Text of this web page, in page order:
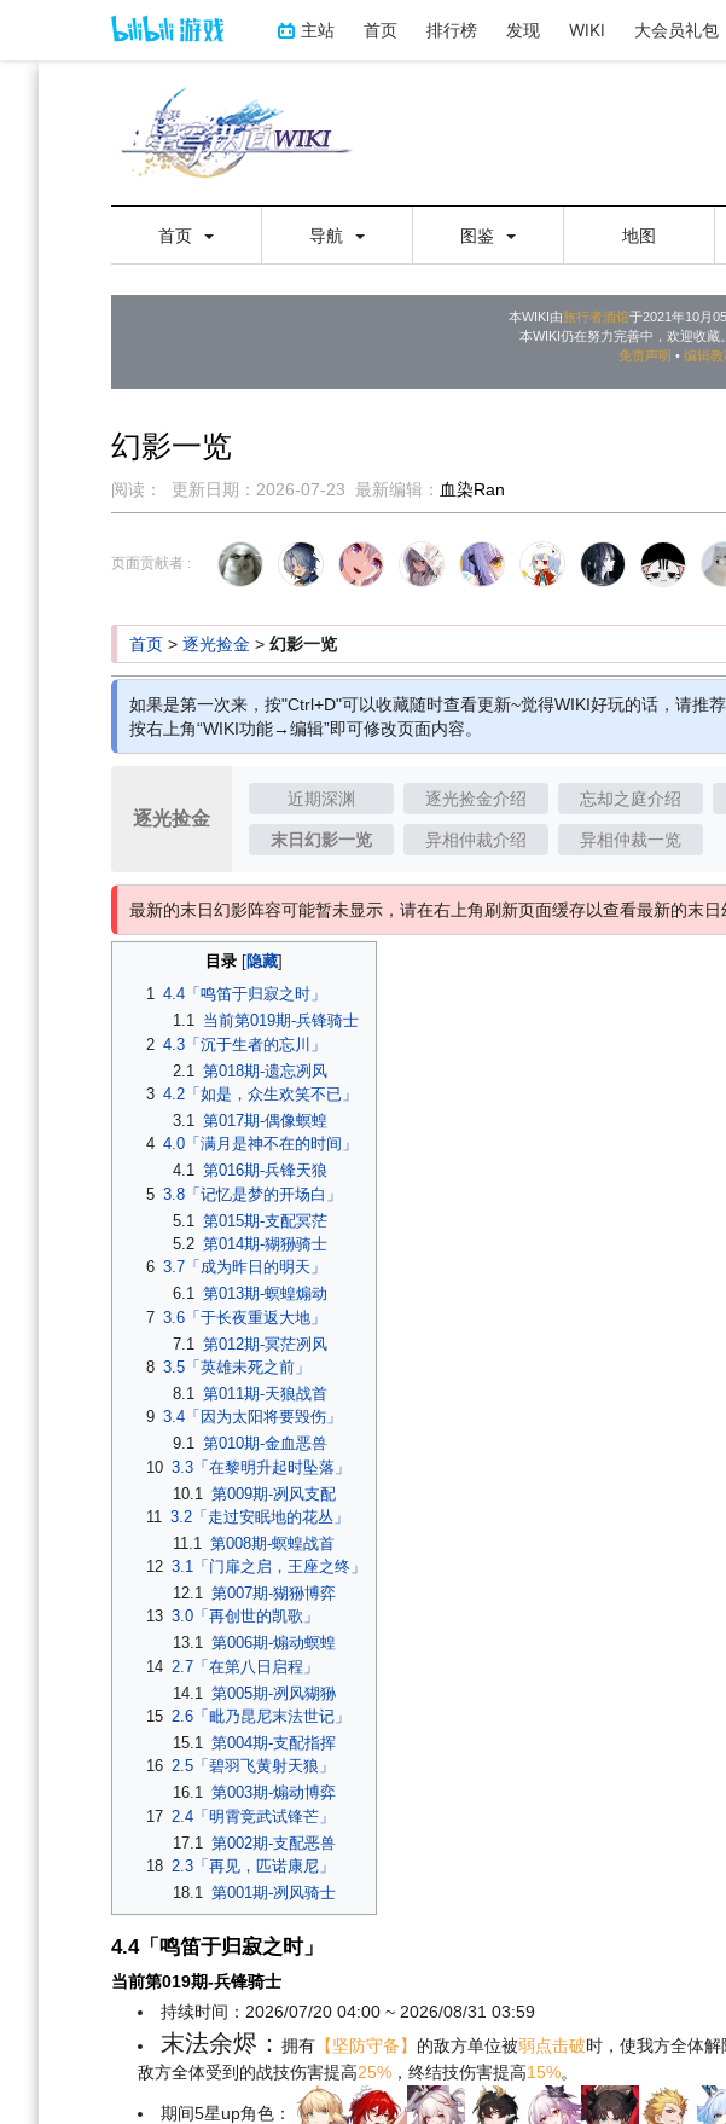
主站 首页 排行榜 发现 WIKI 大会员礼包
首页 导航 图鉴 地图
本WIKI由旅行者酒馆于2021年10月
本WIKI仍在努力完善中，欢迎收藏
免责声明 • 编辑教
幻影一览
阅读： 更新日期： 2026-07-23 最新编辑： 血染Ran
到
到
页面贡献者 :
首页 > 逐光捡金 > 幻影一览
如果是第一次来，按"Ctrl+D"可以收藏随时查看更新~觉得WIKI好玩的话，请推
按右上角“WIKI功能→编辑”即可修改页面内容。
逐光捡金
近期深渊 逐光捡金介绍 忘却之庭介绍
末日幻影一览 异相仲裁介绍 异相仲裁一览
最新的末日幻影阵容可能暂未显示，请在右上角刷新页面缓存以查看最新的末日
目录
1 4.4「鸣笛于归寂之时」
1.1 当前第019期-兵锋骑士
2 4.3「沉于生者的忘川」
2.1 第018期-遗忘冽风
3 4.2「如是，众生欢笑不已」
3.1
第017期-偶像螟蝗
4 4.0「满月是神不在的时间」
4.1 第016期-兵锋天狼
5 3.8「记忆是梦的开场白」
5.1 第015期-支配冥茫
5.2 第014期-猢狲骑士
6 3.7「成为昨日的明天」
6.1 第013期-螟蝗煽动
7 3.6「于长夜重返大地」
7.1 第012期-冥茫冽风
8 3.5「英雄未死之前」
8.1
第011期-天狼战首
9 3.4「因为太阳将要毁伤」
9.1 第010期-金血恶兽
10 3.3「在黎明升起时坠落」
10.1 第009期-冽风支配
11
3.2「走过安眠地的花丛」
11.1
第008期-螟蝗战首
12 3.1「门扉之启，王座之终」
12.1 第007期-猢狲博弈
13 3.0「再创世的凯歌」
13.1 第006期-煽动螟蝗
14 2.7「在第八日启程」
14.1
第005期-冽风猢狲
15 2.6「毗乃昆尼末法世记」
15.1 第004期-支配指挥
16 2.5「碧羽飞黄射天狼」
16.1 第003期-煽动博弈
17 2.4「明霄竞武试锋芒」
17.1 第002期-支配恶兽
18 2.3「再见，匹诺康尼」
18.1 第001期-冽风骑士
4.4「鸣笛于归寂之时」
当前第019期-兵锋骑士
持续时间：2026/07/20 04:00 ~ 2026/08/31 03:59
末法余烬：拥有 【坚防守备】 的敌方单位被弱点击破时，使我方全体解
敌方全体受到的战技伤害提高25% ，终结技伤害提高15%。
期间5星up角色：